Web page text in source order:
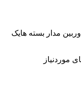
مدار بسته هایک
موردنیاز